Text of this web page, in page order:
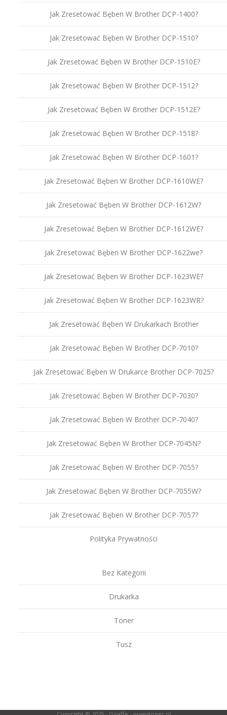
Jak Zresetować Bęben W Brother DCP-1400?
Jak Zresetować Bęben W Brother DCP-1510?
Jak Zresetować Bęben W Brother DCP-1510E?
Jak Zresetować Bęben W Brother DCP-1512?
Jak Zresetować Bęben W Brother DCP-1512E?
Jak Zresetować Bęben W Brother DCP-1518?
Jak Zresetować Bęben W Brother DCP-1601?
Jak Zresetować Bęben W Brother DCP-1610WE?
Jak Zresetować Bęben W Brother DCP-1612W?
Jak Zresetować Bęben W Brother DCP-1612WE?
Jak Zresetować Bęben W Brother DCP-1622we?
Jak Zresetować Bęben W Brother DCP-1623WE?
Jak Zresetować Bęben W Brother DCP-1623WR?
Jak Zresetować Bęben W Drukarkach Brother
Jak Zresetować Bęben W Brother DCP-7010?
Jak Zresetować Bęben W Drukarce Brother DCP-7025?
Jak Zresetować Bęben W Brother DCP-7030?
Jak Zresetować Bęben W Brother DCP-7040?
Jak Zresetować Bęben W Brother DCP-7045N?
Jak Zresetować Bęben W Brother DCP-7055?
Jak Zresetować Bęben W Brother DCP-7055W?
Jak Zresetować Bęben W Brother DCP-7057?
Polityka Prywatności
Bez Kategorii
Drukarka
Toner
Tusz